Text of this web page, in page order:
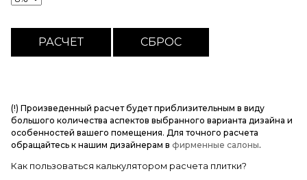
(!) Произведенный расчет будет приблизительным в виду
большого количества аспектов выбранного варианта дизайна и
особенностей вашего помещения. Для точного расчета
обращайтесь к нашим дизайнерам в фирменные салоны.
Как пользоваться калькулятором расчета плитки?